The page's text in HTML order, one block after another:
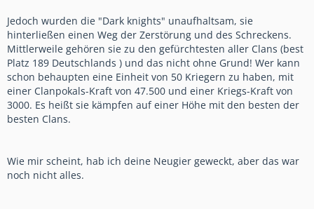
Jedoch wurden die "Dark knights" unaufhaltsam, sie
hinterließen einen Weg der Zerstörung und des Schreckens.
Mittlerweile gehören sie zu den gefürchtesten aller Clans (best
Platz 189 Deutschlands ) und das nicht ohne Grund! Wer kann
schon behaupten eine Einheit von 50 Kriegern zu haben, mit
einer Clanpokals-Kraft von 47.500 und einer Kriegs-Kraft von
3000. Es heißt sie kämpfen auf einer Höhe mit den besten der
besten Clans.
Wie mir scheint, hab ich deine Neugier geweckt, aber das war
noch nicht alles.